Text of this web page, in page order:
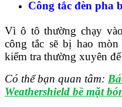
Công tắc đèn pha
Vì ô tô thường chạy
công tắc sẽ bị hao
kiểm tra thường xuyên
Có thể bạn quan tâm:
Weathershield bề mặt